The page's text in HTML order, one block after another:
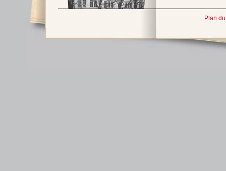
Plan